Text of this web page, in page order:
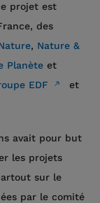
projet est
des
, Nature &
Planète et
EDF
et
avait pour but
les projets
sur le
par le comité